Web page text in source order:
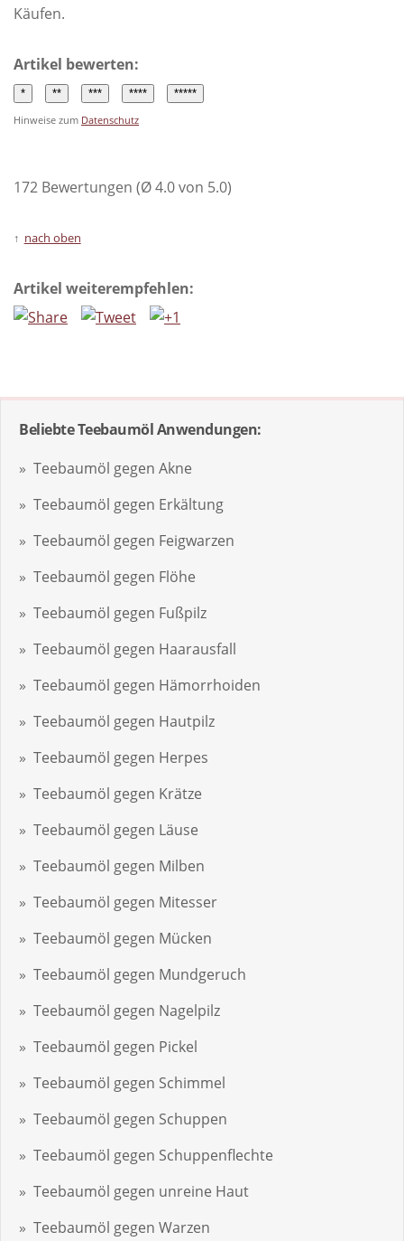
Käufen.
Artikel bewerten:
Hinweise zum Datenschutz
172 Bewertungen (Ø 4.0 von 5.0)
nach oben
Artikel weiterempfehlen:
Beliebte Teebaumöl Anwendungen:
Teebaumöl gegen Akne
Teebaumöl gegen Erkältung
Teebaumöl gegen Feigwarzen
Teebaumöl gegen Flöhe
Teebaumöl gegen Fußpilz
Teebaumöl gegen Haarausfall
Teebaumöl gegen Hämorrhoiden
Teebaumöl gegen Hautpilz
Teebaumöl gegen Herpes
Teebaumöl gegen Krätze
Teebaumöl gegen Läuse
Teebaumöl gegen Milben
Teebaumöl gegen Mitesser
Teebaumöl gegen Mücken
Teebaumöl gegen Mundgeruch
Teebaumöl gegen Nagelpilz
Teebaumöl gegen Pickel
Teebaumöl gegen Schimmel
Teebaumöl gegen Schuppen
Teebaumöl gegen Schuppenflechte
Teebaumöl gegen unreine Haut
Teebaumöl gegen Warzen